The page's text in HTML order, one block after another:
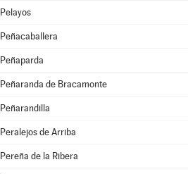
Pelayos
Peñacaballera
Peñaparda
Peñaranda de Bracamonte
Peñarandilla
Peralejos de Arriba
Pereña de la Ribera